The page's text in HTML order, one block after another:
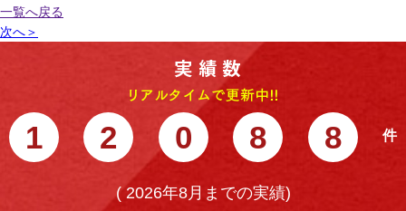
一覧へ戻る
次へ＞
1 2 0 8 8
(2026年8月までの実績)